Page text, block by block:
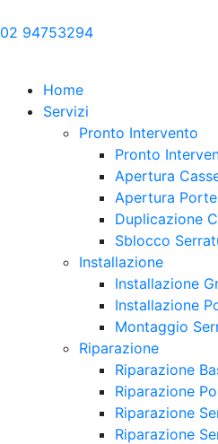
02 94753294
Home
Servizi
Pronto Intervento
Pronto
Apertura
Apertura
Duplicazione
Sblocco
Installazione
Installazione
Installazione
Montaggio
Riparazione
Riparazione
Riparazione
Riparazione
Riparazione